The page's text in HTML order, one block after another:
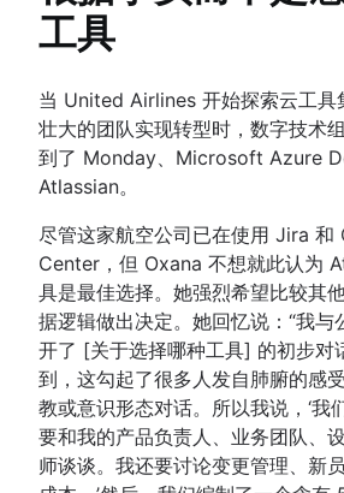
工具
当 United Airlines 开始探索云工具
壮大的团队实现转型时，数字技术
到了 Monday、Microsoft Azure
Atlassian。
尽管这家航空公司已在使用 Jira
Center，但 Oxana 不想就此认为
具是最佳选择。她强烈希望比较其
据逻辑做出决定。她回忆说：“我与
开了 [关于选择哪种工具] 的初步对
到，这勾起了很多人发自肺腑的感
教或意识形态对话。所以我说，‘我
要和我的产品负责人、业务团队、
师谈谈。我还要讨论变更管理、新